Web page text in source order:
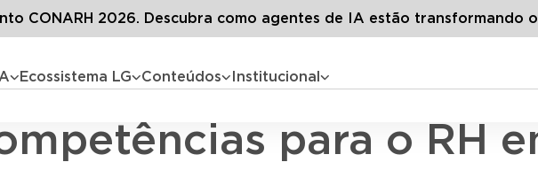
IA Ecossistema LG Conteúdos Institucional
CONARH 2026. Descubra como agentes de IA estão transformando o
As novas competências para o RH em um
para o RH